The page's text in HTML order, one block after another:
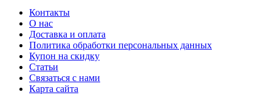
Контакты
О нас
Доставка и оплата
Политика обработки персональных данных
Купон на скидку
Статьи
Связаться с нами
Карта сайта